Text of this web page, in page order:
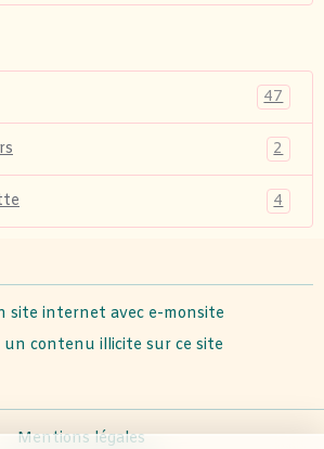
47
2
4
site internet avec e-monsite
un contenu illicite sur ce site
Mentions légales